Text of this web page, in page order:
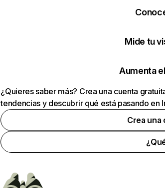
Mide tu
Aumenta
¿Quieres saber más? Crea una cuenta
tendencias y descubrir qué está pasando en
Crea una